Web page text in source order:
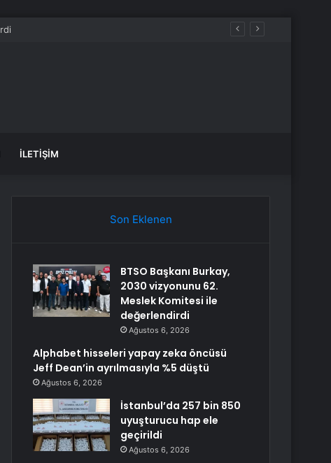
İLETIŞIM
Son Eklenen
BTSO Başkanı Burkay,
2030 vizyonunu 62.
Meslek Komitesi ile
değerlendirdi
Ağustos 6, 2026
Alphabet hisseleri yapay zeka öncüsü
Jeff Dean’in ayrılmasıyla %5 düştü
Ağustos 6, 2026
İstanbul’da 257 bin 850
uyuşturucu hap ele
geçirildi
Ağustos 6, 2026